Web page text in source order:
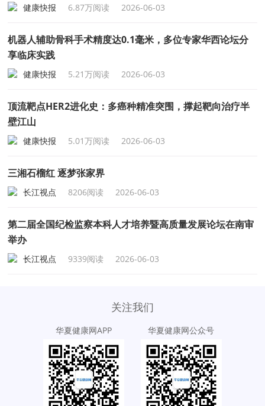
健康快报 6.87万阅读 2026-06-03
机器人辅助骨科手术精度达0.1毫米，多位专家华西论坛分
享临床实践
健康快报 5.21万阅读 2026-06-03
顶流靶点HER2进化史：多癌种精准突围，撑起靶向治疗半
壁江山
健康快报 5.01万阅读 2026-06-03
三湘石榴红 逐梦张家界
长江视点 8206阅读 2026-06-03
第二届全国纪检监察本科人才培养暨高质量发展论坛在南审
举办
长江视点 9339阅读 2026-06-03
关注我们
华夏健康网APP 华夏健康网公众号